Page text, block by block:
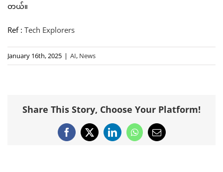
တယ်။
Ref : Tech Explorers
January 16th, 2025 | AI, News
Share This Story, Choose Your Platform!
Facebook
X LinkedInWhatsApp
Email